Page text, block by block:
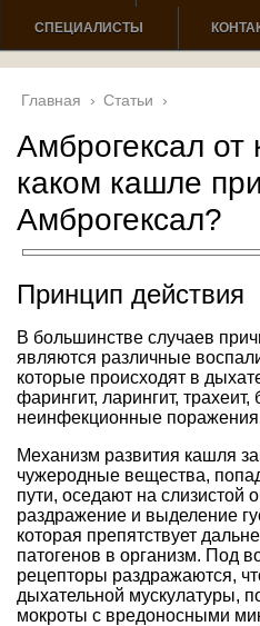
СПЕЦИАЛИСТЫ
Главная › Статьи ›
Амброгексал от
каком кашле
Амброгексал?
Принцип действия
В большинстве случаев
являются различные
которые происходят в
фарингит, ларингит, трахеит,
неинфекционные
Механизм развития кашля
чужеродные вещества,
пути, оседают на слизистой
раздражение и выделение
которая препятствует
патогенов в организм. Под
рецепторы раздражаются,
дыхательной мускулатуры,
мокроты с вредоносными